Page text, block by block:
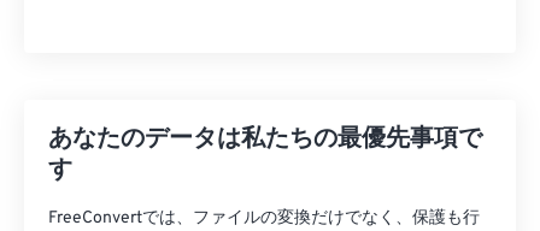
あなたのデータは私たちの最優先事項で
す
FreeConvertでは、ファイルの変換だけでなく、保護も行